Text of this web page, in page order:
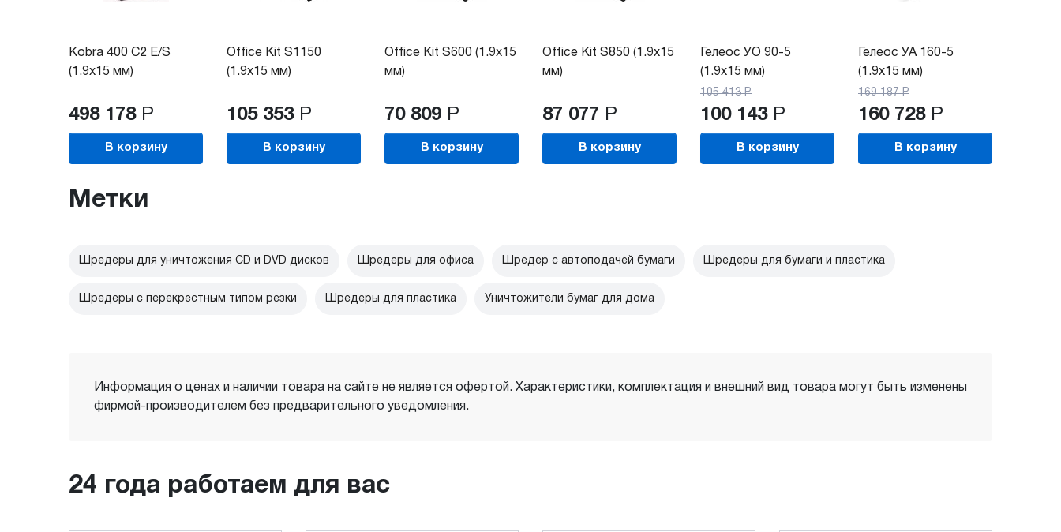
Kobra 400 C2 E/S
(1.9x15 мм)
498 178 Р
В корзину
Office Kit S1150
(1.9x15 мм)
105 353 Р
В корзину
Office Kit S600 (1.9x15
мм)
70 809 Р
В корзину
Office Kit S850 (1.9x15
мм)
87 077 Р
В корзину
Гелеос УО 90-5
(1.9х15 мм)
105 413 Р
100 143 Р
В корзину
Гелеос УА 160-5
(1.9x15 мм)
169 187 Р
160 728 Р
В корзину
Метки
Шредеры для уничтожения CD и DVD дисков Шредеры для офиса Шредер с автоподачей бумаги Шредеры для бумаги и пластика
Шредеры с перекрестным типом резки Шредеры для пластика Уничтожители бумаг для дома
Информация о ценах и наличии товара на сайте не является офертой. Характеристики, комплектация и внешний вид товара могут быть изменены
фирмой-производителем без предварительного уведомления.
24 года работаем для вас